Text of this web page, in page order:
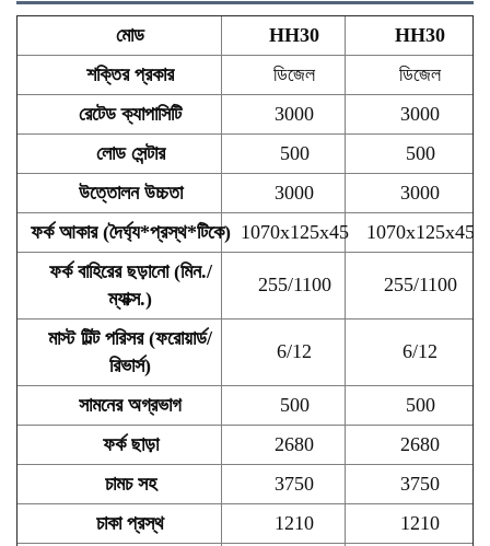
মোড HH30
HH30
শক্তির প্রকার
ডিজেল
ডিজেল
রেটেড ক্যাপাসিটি
3000
3000
লোড সেন্টার
500
500
উত্তোলন উচ্চতা
3000
3000
ফর্ক আকার (দৈর্ঘ্য*প্রস্থ*টিকে) 1070x125x45
1070x125x45
ফর্ক বাহিরের ছড়ানো (মিন./
ম্যাক্স.)
255/1100 255/1100
মাস্ট টিল্ট পরিসর (ফরোয়ার্ড/
রিভার্স)
6/12 6/12
সামনের অগ্রভাগ 500
500
ফর্ক ছাড়া
2680
2680
চামচ সহ
3750
3750
চাকা প্রস্থ
1210
1210